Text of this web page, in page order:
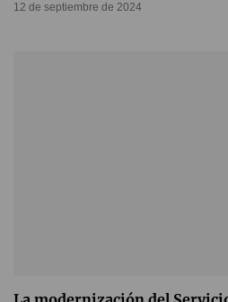
12 de septiembre de 2024